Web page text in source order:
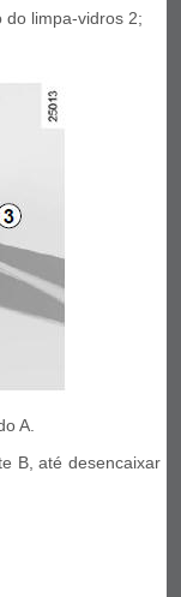
do limpa-vidros 2;
A.
B, até desencaixar